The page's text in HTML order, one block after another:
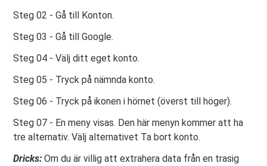
Steg 02 - Gå till Konton.
Steg 03 - Gå till Google.
Steg 04 - Välj ditt eget konto.
Steg 05 - Tryck på nämnda konto.
Steg 06 - Tryck på ikonen i hörnet (överst till höger).
Steg 07 - En meny visas. Den här menyn kommer att ha
tre alternativ. Välj alternativet Ta bort konto.
Dricks: Om du är villig att extrahera data från en trasig